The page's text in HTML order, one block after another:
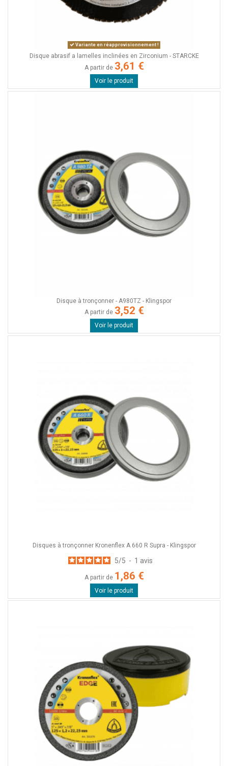
Variante en réapprovisionnement !
Disque abrasif a lamelles inclinées en Zirconium - STARCKE
A partir de 3,61 €
Voir le produit
Disque à tronçonner - A980TZ - Klingspor
A partir de 3,52 €
Voir le produit
Disques à tronçonner Kronenflex A 660 R Supra - Klingspor
5/5 - 1 avis
A partir de 1,86 €
Voir le produit